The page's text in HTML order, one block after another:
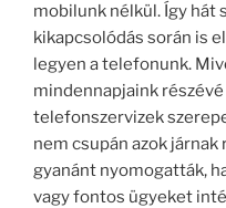
mobilunk nélkül. Így hát
kikapcsolódás során is
legyen a telefonunk.
mindennapjaink
telefonszervizek
nem csupán azok
gyanánt nyomogatták,
vagy fontos ügyeket